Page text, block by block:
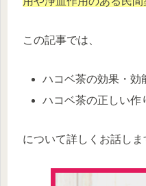
この記事では、
ハコベ茶の効果・効
ハコベ茶の正しい作
について詳しくお話しま